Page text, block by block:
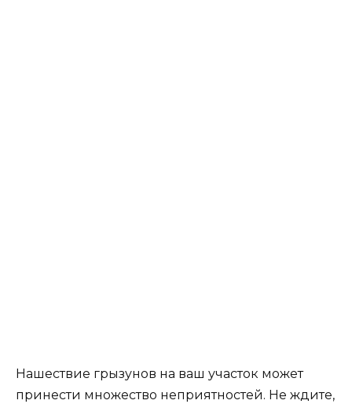
Нашествие грызунов на ваш участок может
принести множество неприятностей. Не ждите,